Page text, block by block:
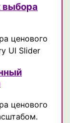
выбора
ценового
UI Slider
ценового